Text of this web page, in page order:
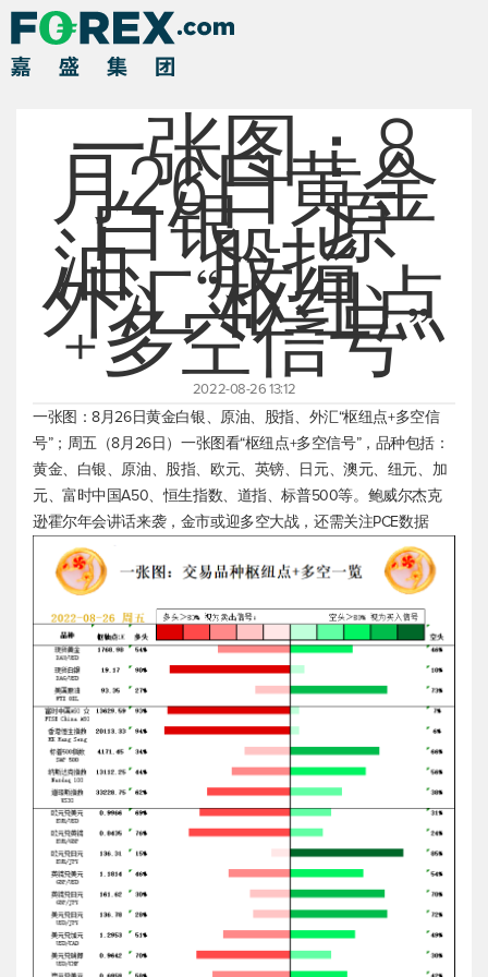
一张图：8
月26日黄金
白银、原
油、股指、
外汇“枢纽点
+多空信号”
2022-08-26 13:12
一张图：8月26日黄金白银、原油、股指、外汇“枢纽点+多空信
号”；周五（8月26日）一张图看“枢纽点+多空信号”，品种包括：
黄金、白银、原油、股指、欧元、英镑、日元、澳元、纽元、加
元、富时中国A50、恒生指数、道指、标普500等。鲍威尔杰克
逊霍尔年会讲话来袭，金市或迎多空大战，还需关注PCE数据